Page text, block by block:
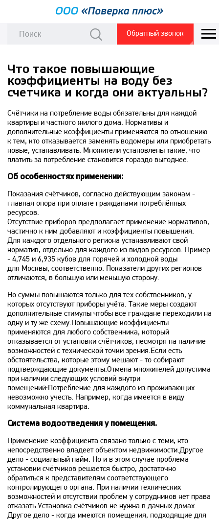
Обратный звонок
Что такое повышающие
коэффициенты на воду без
счетчика и когда они актуальны?
Счётчики на потребление воды обязательны для каждой
квартиры и частного жилого дома. Нормативы и
дополнительные коэффициенты применяются по отношению
к тем, кто отказывается заменять водомеры или приобретать
новые, устанавливать. Множители установлены такие, что
платить за потребление становится гораздо выгоднее.
Об особенностях применении:
Показания счётчиков, согласно действующим законам -
главная опора при оплате гражданами потреблённых
ресурсов.
Отсутствие приборов предполагает применение нормативов,
частично к ним добавляют и коэффициенты повышения.
Для каждого отдельного региона устанавливают свой
норматив, отдельно для каждого из видов ресурсов. Пример
- 4,745 и 6,935 кубов для горячей и холодной воды
для Москвы, соответственно. Показатели других регионов
отличаются, в большую или меньшую сторону.
Но суммы повышаются только для тех собственников, у
которых отсутствуют приборы учёта. Такие меры создают
дополнительные стимулы чтобы все граждане переходили на
одну и ту же схему.Повышающие коэффициенты
применяются для любого собственника, который
отказывается от установки счётчиков, несмотря на наличие
возможностей с технической точки зрения.Если есть
обстоятельства, которые этому мешают - то собирают
подтверждающие документы.Отмена множителей допустима
при наличии следующих условий внутри
помещений:Потребление для каждого из проживающих
невозможно учесть. Например, когда имеется в виду
коммунальная квартира.
Система водоотведения у помещения.
Применение коэффициента связано только с теми, кто
непосредственно владеет объектом недвижимости.Другое
дело - социальный найм. Но и в этом случае проблема
установки счётчиков решается быстро, достаточно
обратиться к представителям соответствующего
контролирующего органа. При наличии технических
возможностей и отсутствии проблем у сотрудников нет права
отказать.Установка счётчиков не нужна в дачных домах.
Другое дело - когда имеются помещения, подходящие для